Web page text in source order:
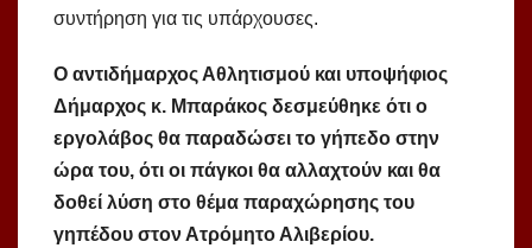
συντήρηση για τις υπάρχουσες.
Ο αντιδήμαρχος Αθλητισμού και υποψήφιος
Δήμαρχος κ. Μπαράκος δεσμεύθηκε ότι ο
εργολάβος θα παραδώσει το γήπεδο στην
ώρα του, ότι οι πάγκοι θα αλλαχτούν και θα
δοθεί λύση στο θέμα παραχώρησης του
γηπέδου στον Ατρόμητο Αλιβερίου.